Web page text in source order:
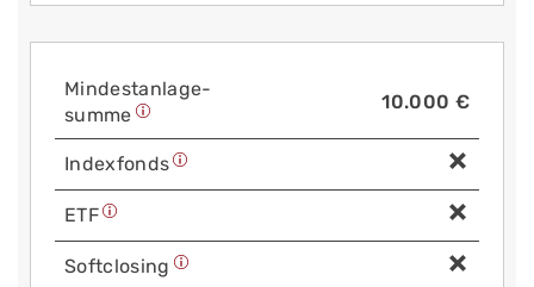
Mindest­anlage­
summe
10.000 €
Index­fonds
ETF
Soft­closing